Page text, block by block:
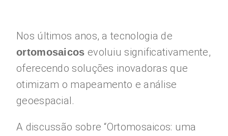
Nos últimos anos, a tecnologia de
ortomosaicos evoluiu significativamente,
oferecendo soluções inovadoras que
otimizam o mapeamento e análise
geoespacial.
A discussão sobre “Ortomosaicos: uma